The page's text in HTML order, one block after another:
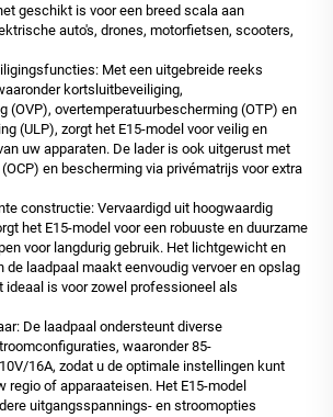
geschikt is voor een breed scala aan
auto's, drones, motorfietsen, scooters,
Met een uitgebreide reeks
kortsluitbeveiliging,
(OVP), overtemperatuurbescherming (OTP) en
(ULP), zorgt het E15-model voor veilig en
uw apparaten. De lader is ook uitgerust met
en bescherming via privématrijs voor extra
constructie: Vervaardigd uit hoogwaardig
het E15-model voor een robuuste en duurzame
voor langdurig gebruik. Het lichtgewicht en
de laadpaal maakt eenvoudig vervoer en opslag
ideaal is voor zowel professioneel als
De laadpaal ondersteunt diverse
waaronder 85-
16A, zodat u de optimale instellingen kunt
regio of apparaateisen. Het E15-model
uitgangsspannings- en stroomopties